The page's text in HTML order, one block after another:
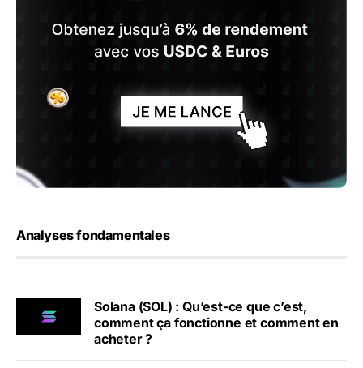
Analyses fondamentales
Solana (SOL) : Qu’est-ce que c’est,
comment ça fonctionne et comment en
acheter ?